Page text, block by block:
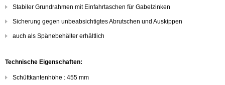
Stabiler Grundrahmen mit Einfahrtaschen für Gabelzinken
Sicherung gegen unbeabsichtigtes Abrutschen und Auskippen
auch als Spänebehälter erhältlich
Technische Eigenschaften:
Schüttkantenhöhe : 455 mm